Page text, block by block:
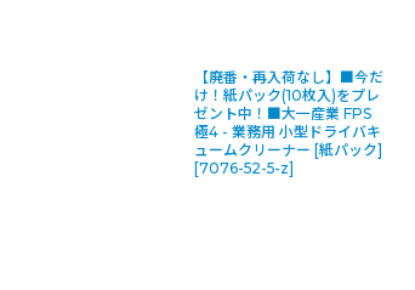
【廃番・再入荷なし】■今だ
け！紙パック(10枚入)をプレ
ゼント中！■大一産業 FPS
極4 - 業務用 小型ドライバキ
ュームクリーナー [紙パック]
[7076-52-5-z]